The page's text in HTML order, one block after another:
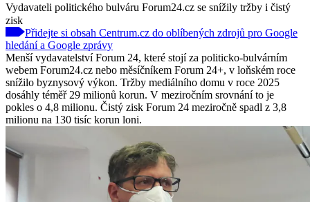
Vydavateli politického bulváru Forum24.cz se snížily tržby i čistý
zisk
Přidejte si obsah Centrum.cz do oblíbených zdrojů pro Google
hledání a Google zprávy
Menší vydavatelství Forum 24, které stojí za politicko-bulvárním
webem Forum24.cz nebo měsíčníkem Forum 24+, v loňském roce
snížilo byznysový výkon. Tržby mediálního domu v roce 2025
dosáhly téměř 29 milionů korun. V meziročním srovnání to je
pokles o 4,8 milionu. Čistý zisk Forum 24 meziročně spadl z 3,8
milionu na 130 tisíc korun loni.